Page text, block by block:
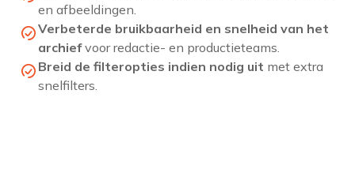
en afbeeldingen.
Verbeterde bruikbaarheid en snelheid van het
archiefvoor redactie- en productieteams.
Breid de filteropties indien nodig uit met extra
snelfilters.